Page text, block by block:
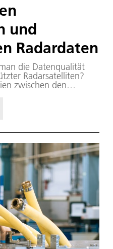
und
Radardaten
die Datenqualität
Radarsatelliten?
zwischen den
Wie stellt man
den Daten der
her? Und wie
sie auch von Nicht-
können?